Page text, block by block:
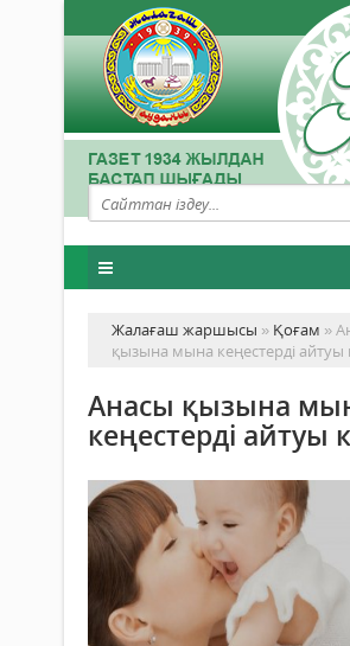
Жалағаш жаршысы » Қоғам »
қызына мына кеңестерді айтуы
Анасы қызына
кеңестерді айтуы